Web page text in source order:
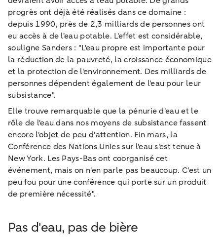
progrès ont déjà été réalisés dans ce domaine :
depuis 1990, près de 2,3 milliards de personnes ont
eu accès à de l'eau potable. L'effet est considérable,
souligne Sanders : "L'eau propre est importante pour
la réduction de la pauvreté, la croissance économique
et la protection de l'environnement. Des milliards de
personnes dépendent également de l'eau pour leur
subsistance".
Elle trouve remarquable que la pénurie d'eau et le
rôle de l'eau dans nos moyens de subsistance fassent
encore l'objet de peu d'attention. Fin mars, la
Conférence des Nations Unies sur l'eau s'est tenue à
New York. Les Pays-Bas ont coorganisé cet
événement, mais on n'en parle pas beaucoup. C'est un
peu fou pour une conférence qui porte sur un produit
de première nécessité".
Pas d'eau, pas de bière